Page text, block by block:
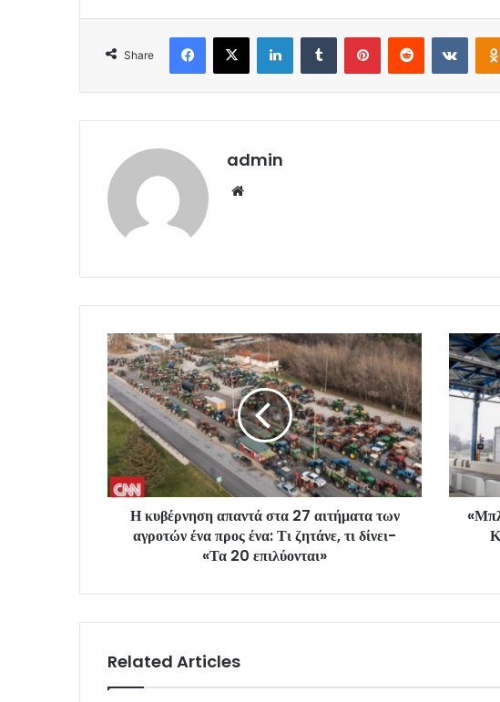
Share
Facebook
X LinkedInTumblr PinterestReddit
admin
Η κυβέρνηση απαντά στα 27 αιτήματα των
αγροτών ένα προς ένα: Τι ζητάνε, τι δίνει-
«Τα 20 επιλύονται»
Related Articles